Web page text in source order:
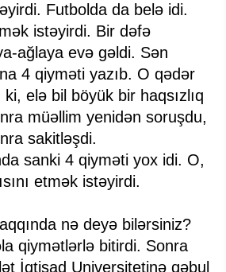
Futbolda da belə idi.
istəyirdi. Bir dəfə
ağlaya evə gəldi. Sən
4 qiyməti yazıb. O qədər
elə bil böyük bir haqsızlıq
müəllim yenidən soruşdu,
sakitləşdi.
sanki 4 qiyməti yox idi. O,
etmək istəyirdi.
nə deyə bilərsiniz?
qiymətlərlə bitirdi. Sonra
İqtisad Universitetinə qəbul